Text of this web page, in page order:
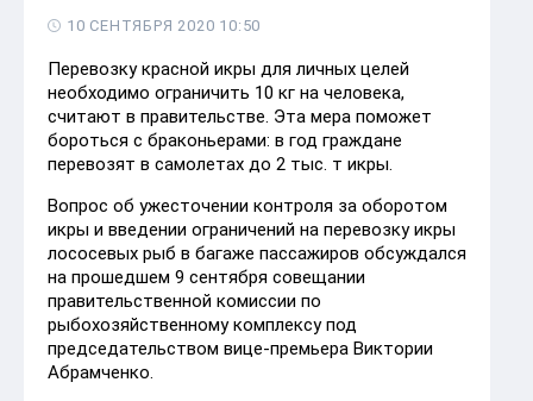
10 СЕНТЯБРЯ 2020 10:50
Перевозку красной икры для личных целей
необходимо ограничить 10 кг на человека,
считают в правительстве. Эта мера поможет
бороться с браконьерами: в год граждане
перевозят в самолетах до 2 тыс. т икры.
Вопрос об ужесточении контроля за оборотом
икры и введении ограничений на перевозку икры
лососевых рыб в багаже пассажиров обсуждался
на прошедшем 9 сентября совещании
правительственной комиссии по
рыбохозяйственному комплексу под
председательством вице-премьера Виктории
Абрамченко.